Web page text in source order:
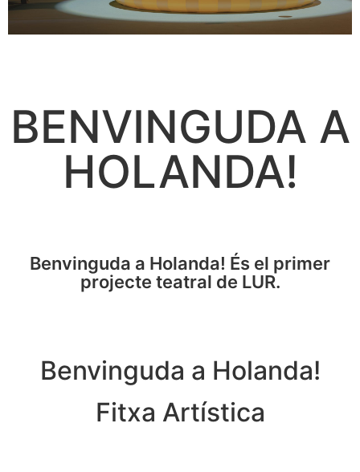
BENVINGUDA A
HOLANDA!
Benvinguda a Holanda! És el primer
projecte teatral de LUR.
Benvinguda a Holanda!
Fitxa Artística